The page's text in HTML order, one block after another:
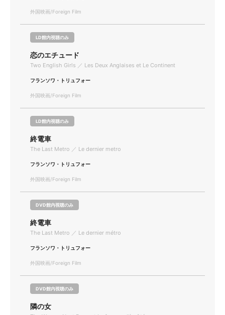
外国映画/Foreign Film
LD館内視聴のみ
恋のエチュード
Two English Girls ／ Les Deux Anglaises et Le Continent
フランソワ・トリュフォー
外国映画/Foreign Film
LD館内視聴のみ
終電車
The Last Metro ／ Le dernier metro
フランソワ・トリュフォー
外国映画/Foreign Film
DVD館内視聴のみ
終電車
The Last Metro ／ Le dernier métro
フランソワ・トリュフォー
外国映画/Foreign Film
DVD館内視聴のみ
隣の女